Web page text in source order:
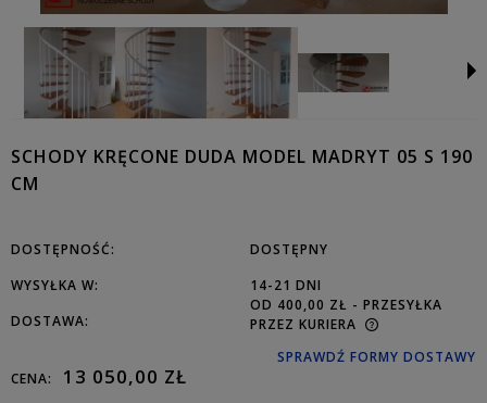
SCHODY KRĘCONE DUDA MODEL MADRYT 05 S 190
CM
DOSTĘPNOŚĆ:
DOSTĘPNY
WYSYŁKA W:
14-21 DNI
DOSTAWA:
OD 400,00 ZŁ - PRZESYŁKA
PRZEZ KURIERA
SPRAWDŹ FORMY DOSTAWY
CENA:
13 050,00 ZŁ